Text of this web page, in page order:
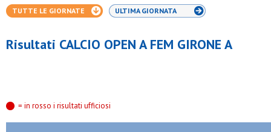
TUTTE LE GIORNATE ULTIMA GIORNATA
Risultati CALCIO OPEN A FEM GIRONE A
= in rosso i risultati ufficiosi